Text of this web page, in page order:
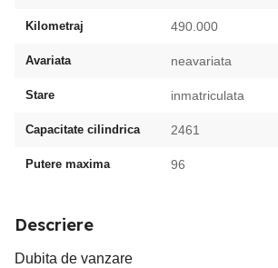
Kilometraj 490.000
Avariata neavariata
Stare inmatriculata
Capacitate cilindrica 2461
Putere maxima 96
Descriere
Dubita de vanzare